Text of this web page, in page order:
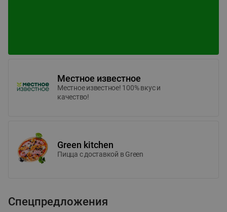
Местное известное
Местное известное! 100% вкус и
качество!
Green kitchen
Пицца c доставкой в Green
Спецпредложения